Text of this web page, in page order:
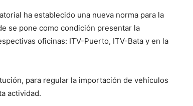
ha establecido una nueva norma para la
se pone como condición presentar la
oficinas: ITV-Puerto, ITV-Bata y en la
para regular la importación de vehículos
actividad.